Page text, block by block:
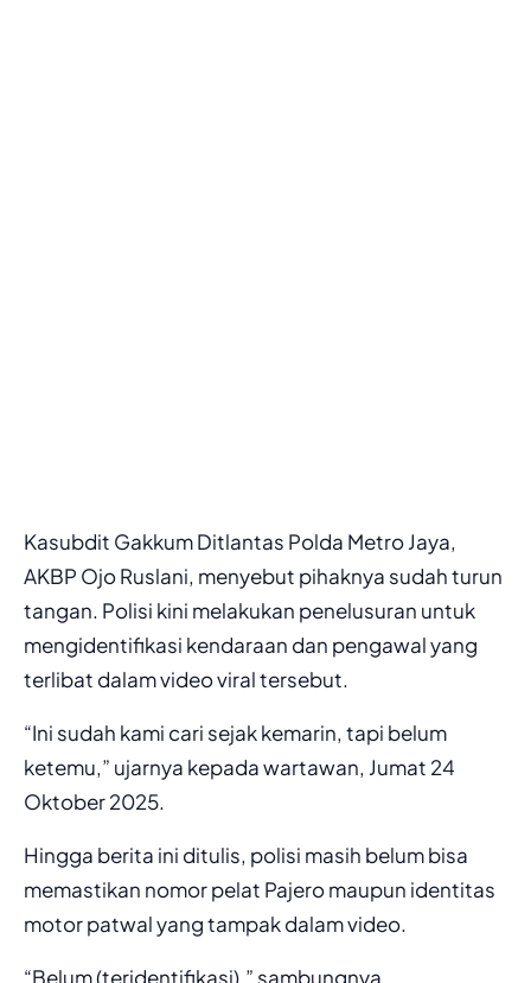
Kasubdit Gakkum Ditlantas Polda Metro Jaya,
AKBP Ojo Ruslani, menyebut pihaknya sudah turun
tangan. Polisi kini melakukan penelusuran untuk
mengidentifikasi kendaraan dan pengawal yang
terlibat dalam video viral tersebut.
“Ini sudah kami cari sejak kemarin, tapi belum
ketemu,” ujarnya kepada wartawan, Jumat 24
Oktober 2025.
Hingga berita ini ditulis, polisi masih belum bisa
memastikan nomor pelat Pajero maupun identitas
motor patwal yang tampak dalam video.
“Belum (teridentifikasi),” sambungnya.